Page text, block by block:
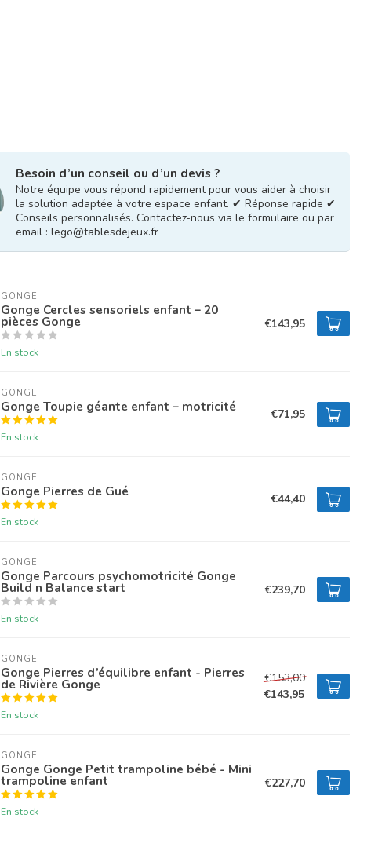
Besoin d’un conseil ou d’un devis ?
Notre équipe vous répond rapidement pour vous aider à choisir
la solution adaptée à votre espace enfant. ✔ Réponse rapide ✔
Conseils personnalisés. Contactez-nous via le formulaire ou par
email : lego@tablesdejeux.fr
GONGE
Gonge Cercles sensoriels enfant – 20
pièces Gonge
En stock
€143,95
GONGE
Gonge Toupie géante enfant – motricité
En stock
€71,95
GONGE
Gonge Pierres de Gué
En stock
€44,40
GONGE
Gonge Parcours psychomotricité Gonge
Build n Balance start
En stock
€239,70
GONGE
Gonge Pierres d’équilibre enfant - Pierres
de Rivière Gonge
En stock
€153,00
€143,95
GONGE
Gonge Gonge Petit trampoline bébé - Mini
trampoline enfant
En stock
€227,70